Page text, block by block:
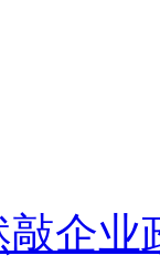
将其击毙企业